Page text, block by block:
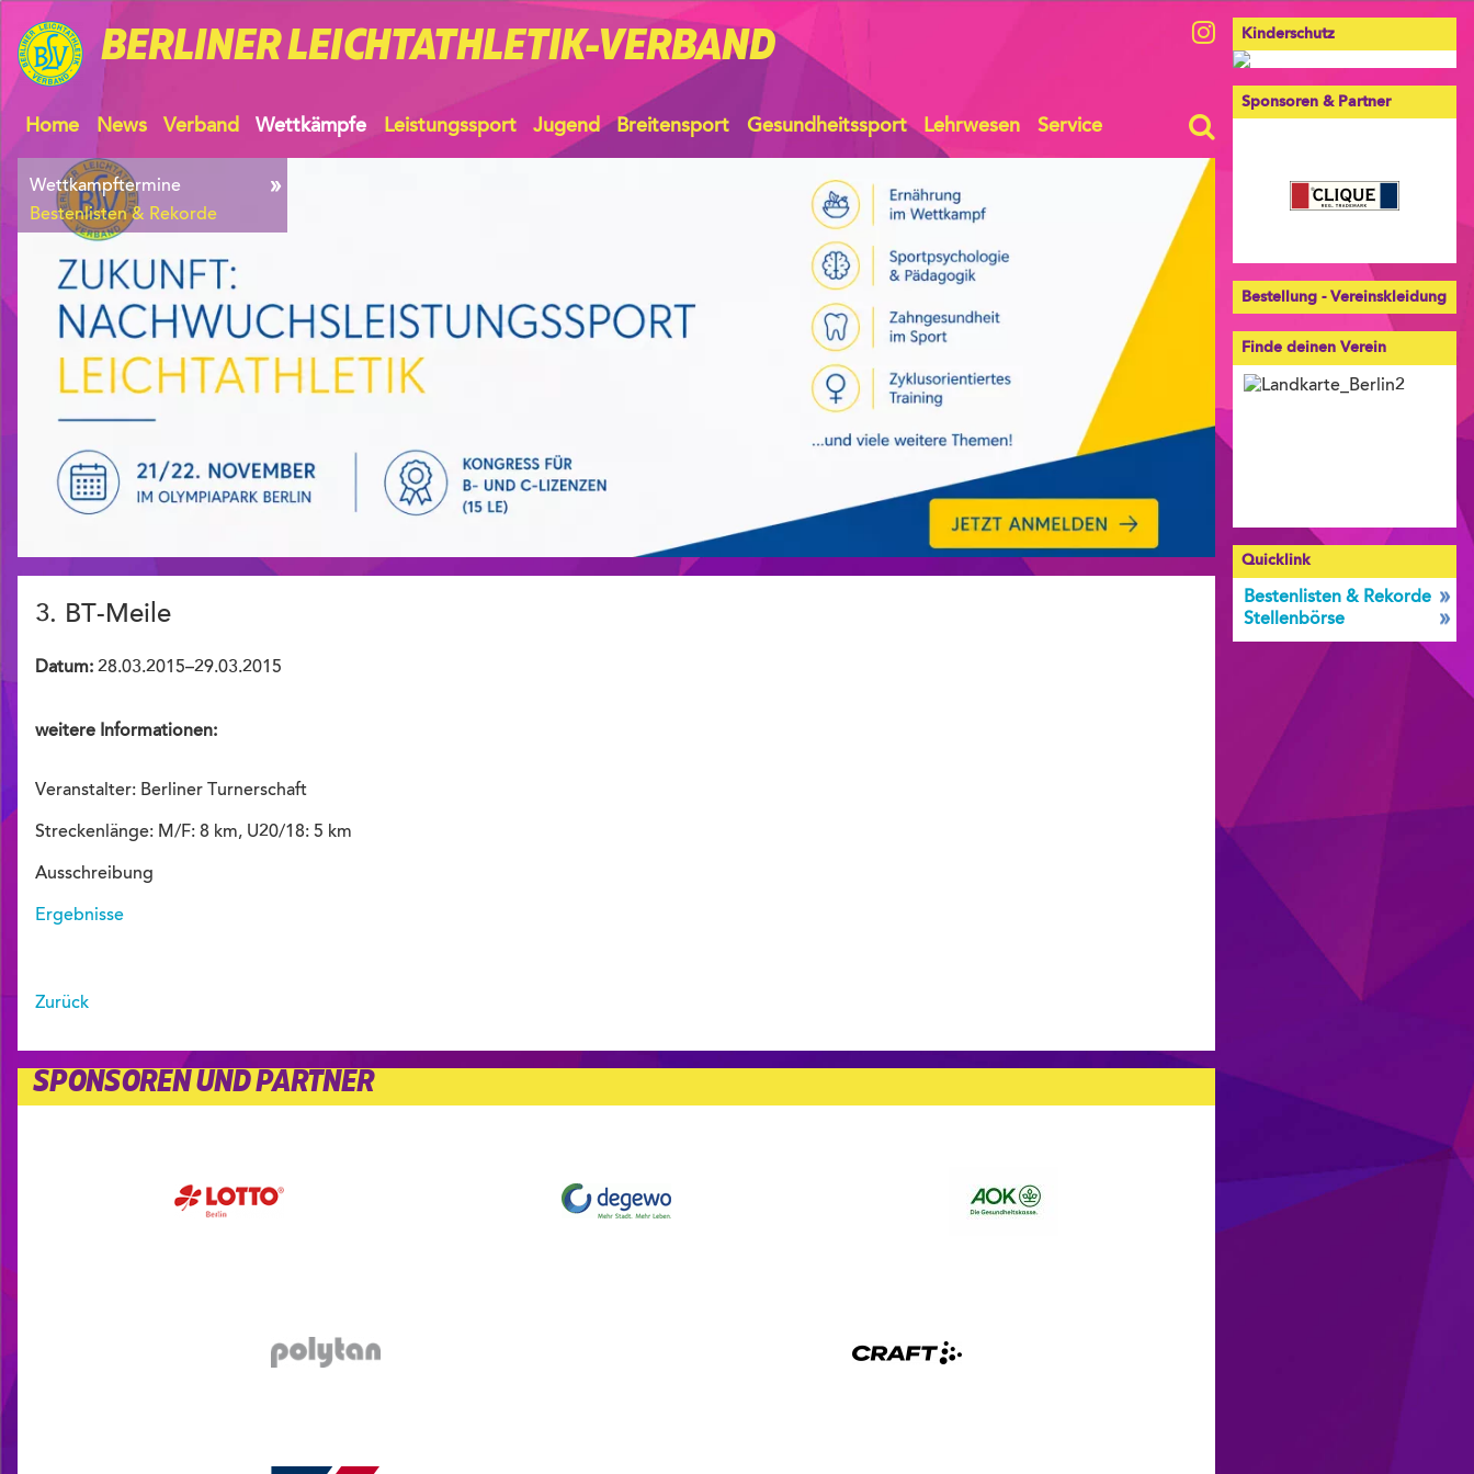
BERLINERLEICHTATHLETIK-VERBAND
Home News Verband Wettkämpfe Leistungssport Jugend Breitensport Gesundheitssport Lehrwesen Service
Wettkampftermine
Bestenlisten & Rekorde
3. BT-Meile
Datum: 28.03.2015–29.03.2015
weitere Informationen:
Veranstalter: Berliner Turnerschaft
Streckenlänge: M/F: 8 km, U20/18: 5 km
Ausschreibung
Ergebnisse
Zurück
SPONSOREN UND PARTNER
Kinderschutz
Sponsoren & Partner
Bestellung - Vereinskleidung
Finde deinen Verein
Quicklink
Bestenlisten & Rekorde
Stellenbörse